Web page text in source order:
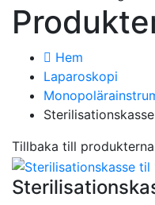
Hem
Laparoskopi
Tillbaka till produkterna